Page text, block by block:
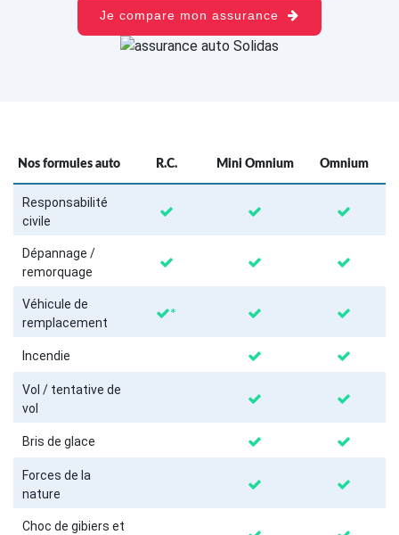
Je compare mon assurance
Nos formules auto R.C. Mini Omnium Omnium
Responsabilité
civile
Dépannage /
remorquage
Véhicule de
remplacement
*
Incendie
Vol / tentative de
vol
Bris de glace
Forces de la
nature
Choc de gibiers et